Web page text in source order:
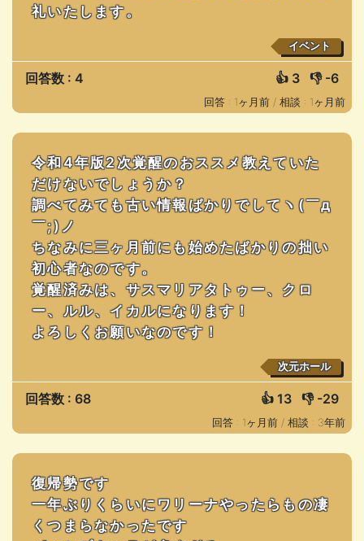
礼いたします。
イベント
回答数 : 4 👍 3 👎 -6
回答 : 1ヶ月前 / 相談 : 1ヶ月前
令和4年版2次覚醒のおススメ教えていた
だけないでしょうか？
調べてみても古い情報ばかりでしてヽ(￣д
￣;)ノ
ちなみに三ヶ月前にも始めたばかりの拙い
初心者なのです。
覚醒済みは、サスマリアタトゥー、クロ
ー、ルル、イカルになります！
よろしくお願いなのです！
次元ホール
回答数 : 68 👍 13 👎 -29
回答 : 1ヶ月前 / 相談 : 3年前
復帰勢です
一年ぶりくらいにワリーナやったらもの凄
くつまらなかったです